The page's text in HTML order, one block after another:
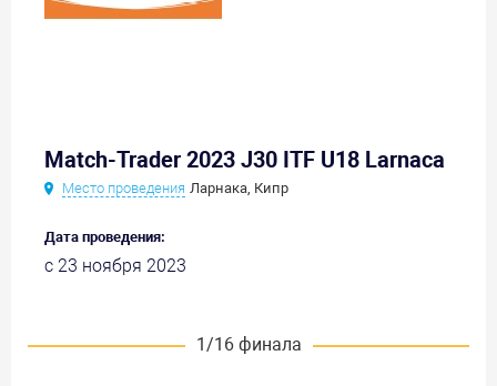
Match-Trader 2023 J30 ITF U18 Larnaca
Место проведения Ларнака, Кипр
Дата проведения:
с 23 ноября 2023
1/16 финала